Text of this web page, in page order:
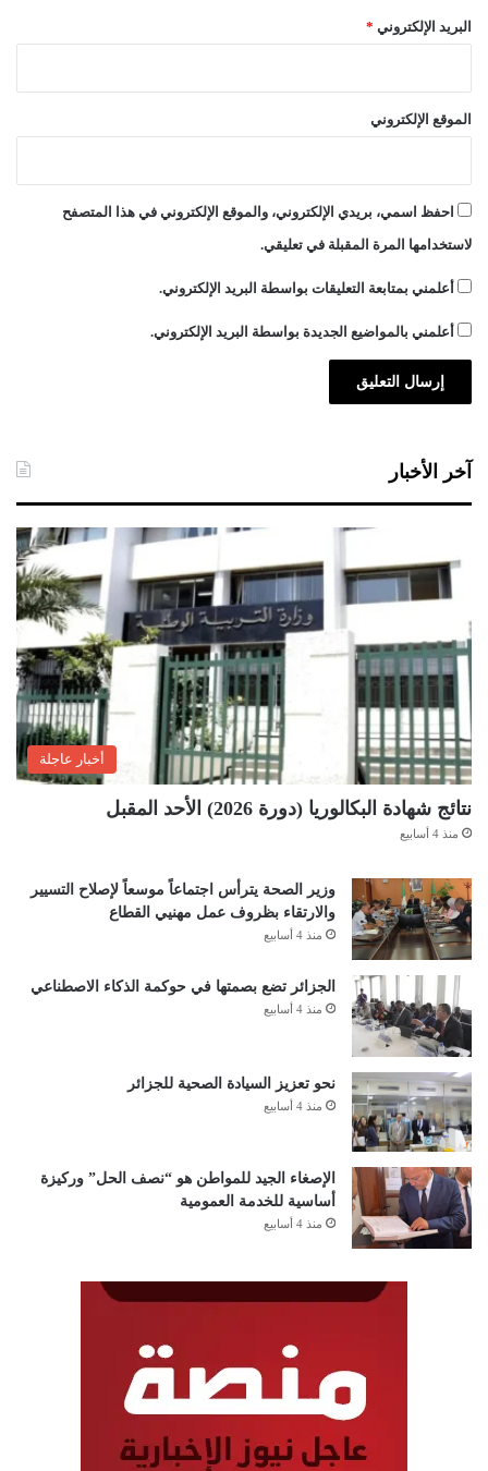
البريد الإلكتروني *
الموقع الإلكتروني
احفظ اسمي، بريدي الإلكتروني، والموقع الإلكتروني في هذا المتصفح
لاستخدامها المرة المقبلة في تعليقي.
أعلمني بمتابعة التعليقات بواسطة البريد الإلكتروني.
أعلمني بالمواضيع الجديدة بواسطة البريد الإلكتروني.
آخر الأخبار
أخبار عاجلة
نتائج شهادة البكالوريا (دورة 2026) الأحد المقبل
منذ 4 أسابيع
وزير الصحة يترأس اجتماعاً موسعاً لإصلاح التسيير
والارتقاء بظروف عمل مهنيي القطاع
منذ 4 أسابيع
الجزائر تضع بصمتها في حوكمة الذكاء الاصطناعي
منذ 4 أسابيع
نحو تعزيز السيادة الصحية للجزائر
منذ 4 أسابيع
الإصغاء الجيد للمواطن هو “نصف الحل” وركيزة
أساسية للخدمة العمومية
منذ 4 أسابيع